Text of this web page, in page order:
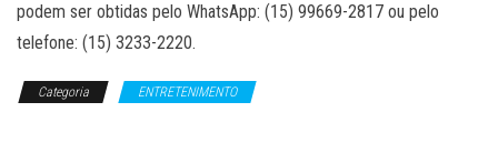
podem ser obtidas pelo WhatsApp: (15) 99669-2817 ou pelo
telefone: (15) 3233-2220.
Categoria ENTRETENIMENTO